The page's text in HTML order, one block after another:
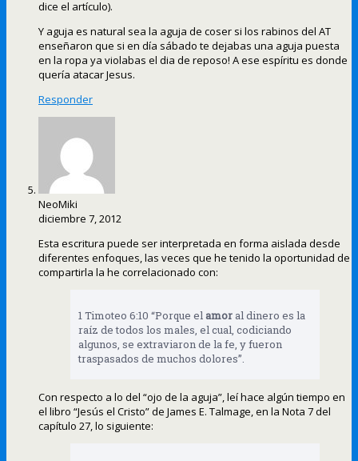
dice el artículo).
Y aguja es natural sea la aguja de coser si los rabinos del AT
enseñaron que si en día sábado te dejabas una aguja puesta
en la ropa ya violabas el dia de reposo! A ese espíritu es donde
quería atacar Jesus.
Responder
NeoMiki
diciembre 7, 2012
Esta escritura puede ser interpretada en forma aislada desde
diferentes enfoques, las veces que he tenido la oportunidad de
compartirla la he correlacionado con:
1 Timoteo 6:10 “Porque el amor al dinero es la
raíz de todos los males, el cual, codiciando
algunos, se extraviaron de la fe, y fueron
traspasados de muchos dolores”.
Con respecto a lo del “ojo de la aguja”, leí hace algún tiempo en
el libro “Jesús el Cristo” de James E. Talmage, en la Nota 7 del
capítulo 27, lo siguiente: